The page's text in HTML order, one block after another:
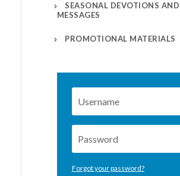
SEASONAL DEVOTIONS
MESSAGES
PROMOTIONAL MATERIALS
Forgot your password?